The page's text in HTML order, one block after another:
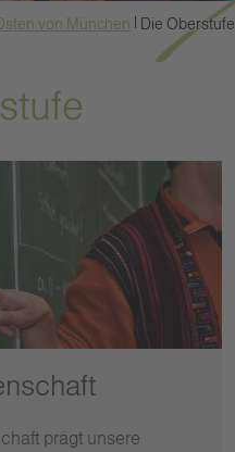
von München Die Oberstufe
prägt unsere